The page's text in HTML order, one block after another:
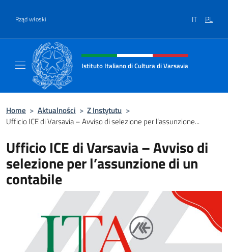
Rząd włoski IT PL
Header, social and menu of site
Istituto Italiano di Cultura di Varsavia
Home > Aktualności > Z Instytutu >
Ufficio ICE di Varsavia – Avviso di selezione per l’assunzione...
Ufficio ICE di Varsavia – Avviso di
selezione per l’assunzione di un
contabile